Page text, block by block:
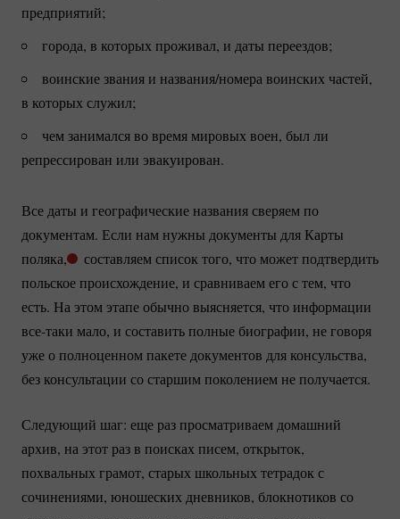
предприятий;
города, в которых проживал, и даты переездов;
воинские звания и названия/номера воинских частей,
в которых служил;
чем занимался во время мировых воен, был ли
репрессирован или эвакуирован.
Все даты и географические названия сверяем по
документам. Если нам нужны документы для Карты
поляка,
составляем список того, что может подтвердить
польское происхождение, и сравниваем его с тем, что
есть. На этом этапе обычно выясняется, что информации
все-таки мало, и составить полные биографии, не говоря
уже о полноценном пакете документов для консульства,
без консультации со старшим поколением не получается.
Следующий шаг: еще раз просматриваем домашний
архив, на этот раз в поисках писем, открыток,
похвальных грамот, старых школьных тетрадок с
сочинениями, юношеских дневников, блокнотиков со